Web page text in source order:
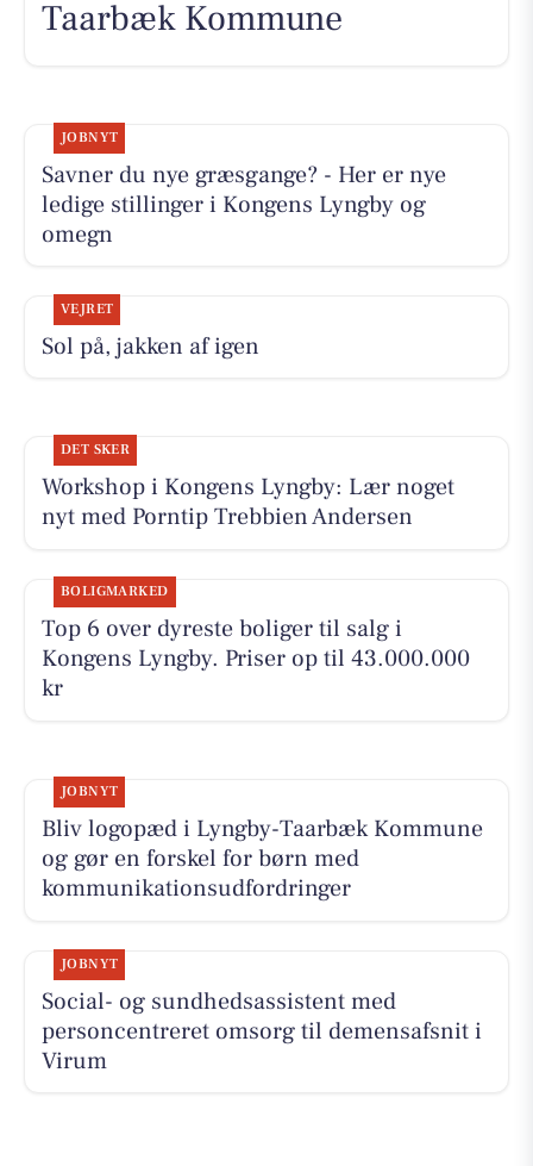
Taarbæk Kommune
JOBNYT
Savner du nye græsgange? - Her er nye
ledige stillinger i Kongens Lyngby og
omegn
VEJRET
Sol på, jakken af igen
DET SKER
Workshop i Kongens Lyngby: Lær noget
nyt med Porntip Trebbien Andersen
BOLIGMARKED
Top 6 over dyreste boliger til salg i
Kongens Lyngby. Priser op til 43.000.000
kr
JOBNYT
Bliv logopæd i Lyngby-Taarbæk Kommune
og gør en forskel for børn med
kommunikationsudfordringer
JOBNYT
Social- og sundhedsassistent med
personcentreret omsorg til demensafsnit i
Virum